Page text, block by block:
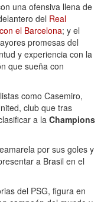
una ofensiva llena de
del Real
el Barcelona; y el
promesas del
y experiencia con la
que sueña con
como Casemiro,
club que tras
a la Champions
por sus goles y
a Brasil en el
del PSG, figura en